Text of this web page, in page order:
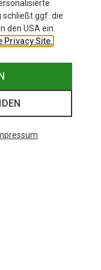
blasser wirkte. So,
ein Vor-Jahresmodel
Nun hab ich mir die
gut Glück nochmals
vorsorglich in der
man nichts falsch.
nun sieht die Hose
und ich bin happy.
schließt ggf. die
den USA ein.
Privacy Site.